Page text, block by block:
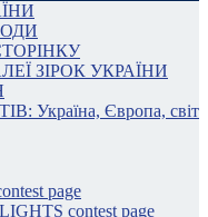
ЗІРОК УКРАЇНИ
Європа, світ
page
contest page